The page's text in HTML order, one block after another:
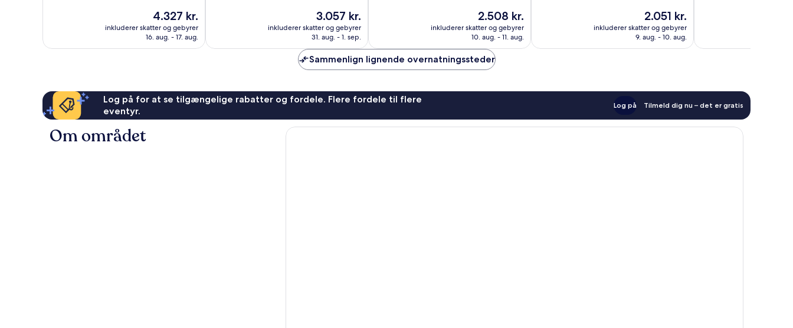
Prisen
er
4.327 kr.
4.327 kr.
inkluderer skatter og gebyrer
16. aug. - 17. aug.
Prisen
er
3.057 kr.
3.057 kr.
inkluderer skatter og gebyrer
31. aug. - 1. sep.
Prisen
er
2.508 kr.
2.508 kr.
inkluderer skatter og gebyrer
10. aug. - 11. aug.
Prisen
er
2.051 kr.
2.051 kr.
inkluderer skatter og gebyrer
9. aug. - 10. aug.
Sammenlign lignende overnatningssteder
Log på for at se tilgængelige rabatter og fordele. Flere fordele til flere
eventyr.
Log på Tilmeld dig nu – det er gratis
Om området